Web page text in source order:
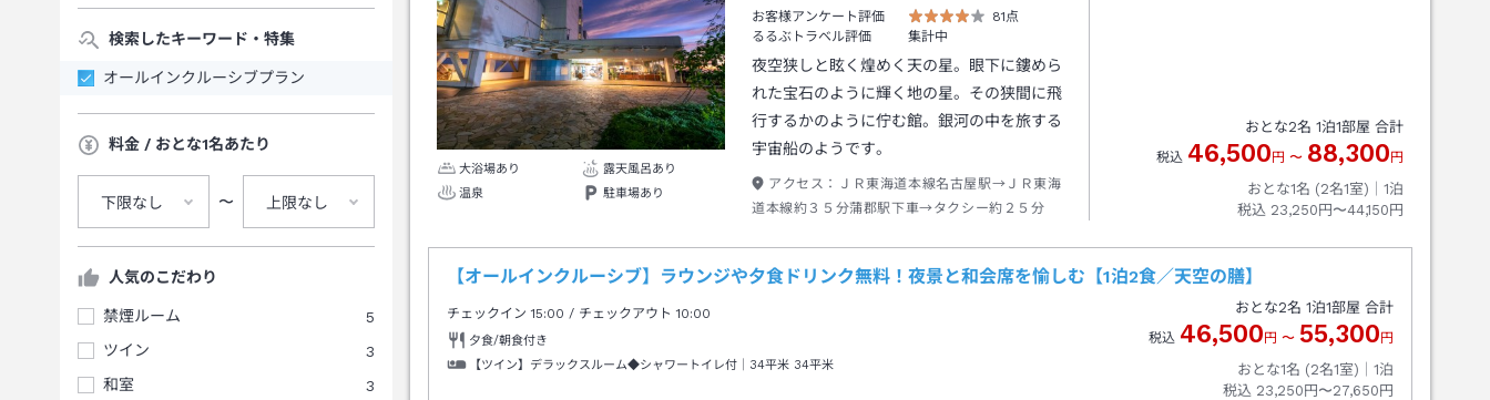
検索したキーワード・特集
オールインクルーシブプラン
料金 / おとな1名あたり
下限なし 〜 上限なし
人気のこだわり
禁煙ルーム
5
ツイン
3
和室
3
大浴場あり
露天風呂あり
温泉
駐車場あり
お客様アンケート評価
81点
るるぶトラベル評価
集計中
夜空狭しと眩く煌めく天の星。眼下に鏤めら
れた宝石のように輝く地の星。その狭間に飛
行するかのように佇む館。銀河の中を旅する
宇宙船のようです。
アクセス：
ＪＲ東海道本線名古屋駅→ＪＲ東海
道本線約３５分蒲郡駅下車→タクシー約２５分
おとな2名 1泊1部屋 合計
税込 46,500 円 〜 88,300 円
おとな1名 (2名1室)｜ 1泊
税込 23,250円〜44,150円
【オールインクルーシブ】ラウンジや夕食ドリンク無料！夜景と和会席を愉しむ【1泊2食／天空の膳】
チェックイン15:00 / チェックアウト 10:00
夕食/朝食付き
【ツイン】デラックスルーム◆シャワートイレ付｜34平米 34平米
おとな2名 1泊1部屋 合計
税込 46,500 円 〜 55,300 円
おとな1名 (2名1室)｜ 1泊
税込 23,250円〜27,650円